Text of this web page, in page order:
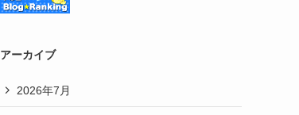
アーカイブ
2026年7月